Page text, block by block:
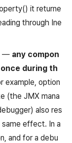
it returne
through Ine
— any compon
during th
example, option
(the JMX mana
also res
effect. In a
and for a debu